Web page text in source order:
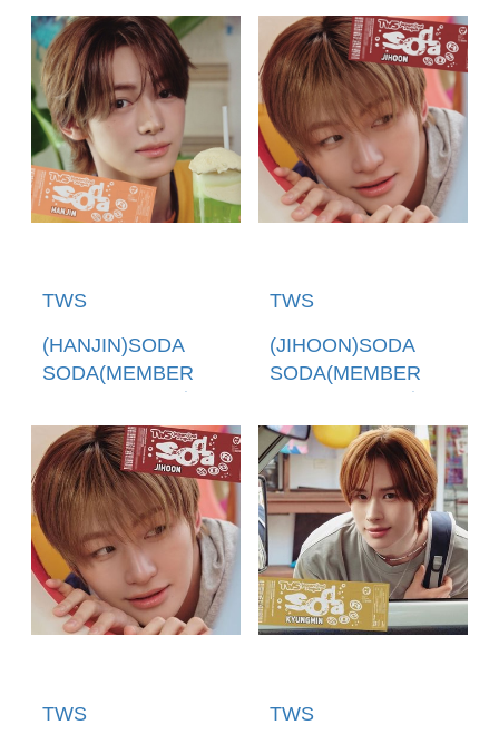
(日本進口一般通路
版)
(環球官方進口)
TWS
(HANJIN)SODA
SODA(MEMBER
(日本進口一般通路
版)
TWS
(JIHOON)SODA
SODA(MEMBER
(日本進口一般通路
版)
TWS
TWS